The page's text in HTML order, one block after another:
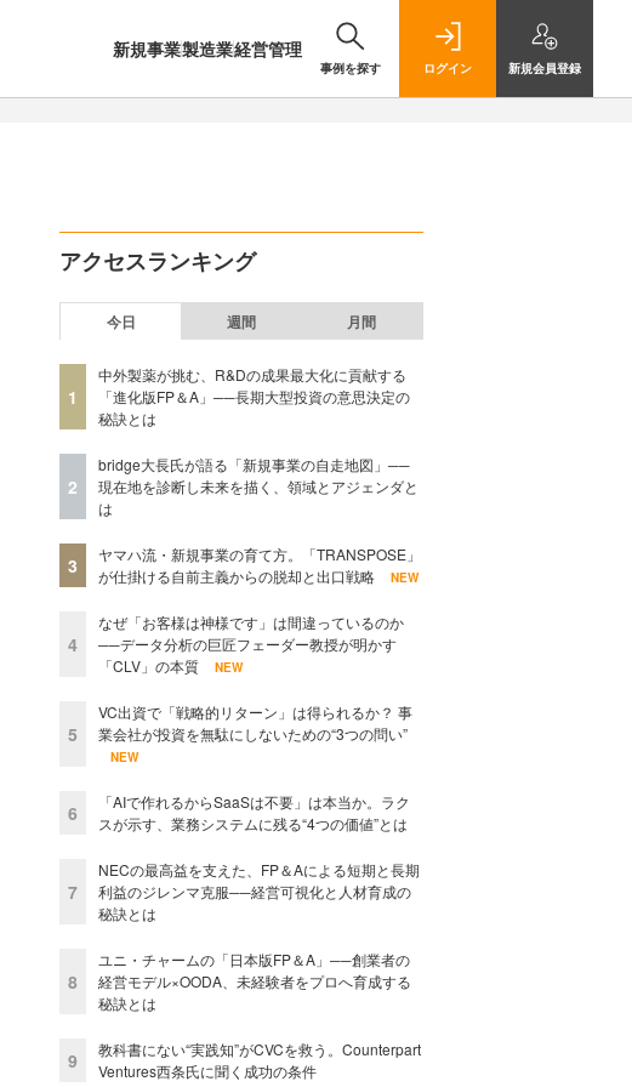
新規事業製造業経営管理
事例を探す ログイン 新規会員登録
アクセスランキング
今日 週間 月間
1
中外製薬が挑む、R&Dの成果最大化に貢献する
「進化版FP＆A」──長期大型投資の意思決定の
秘訣とは
2
bridge大長氏が語る「新規事業の自走地図」──
現在地を診断し未来を描く、領域とアジェンダと
は
3
ヤマハ流・新規事業の育て方。「TRANSPOSE」
が仕掛ける自前主義からの脱却と出口戦略
NEW
4
なぜ「お客様は神様です」は間違っているのか
──データ分析の巨匠フェーダー教授が明かす
「CLV」の本質
NEW
5
VC出資で「戦略的リターン」は得られるか？ 事
業会社が投資を無駄にしないための“3つの問い”
NEW
6
「AIで作れるからSaaSは不要」は本当か。ラク
スが示す、業務システムに残る“4つの価値”とは
7
NECの最高益を支えた、FP＆Aによる短期と長期
利益のジレンマ克服──経営可視化と人材育成の
秘訣とは
8
ユニ・チャームの「日本版FP＆A」──創業者の
経営モデル×OODA、未経験者をプロへ育成する
秘訣とは
9
教科書にない“実践知”がCVCを救う。Counterpart
Ventures西条氏に聞く成功の条件